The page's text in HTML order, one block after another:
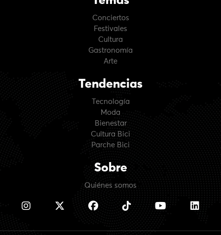
Conciertos
Festivales
Cultura
Gastronomía
Arte
Tendencias
Tecnología
Moda
Bienestar
Cultura Bici
Parche Bici
Sobre
Quiénes somos